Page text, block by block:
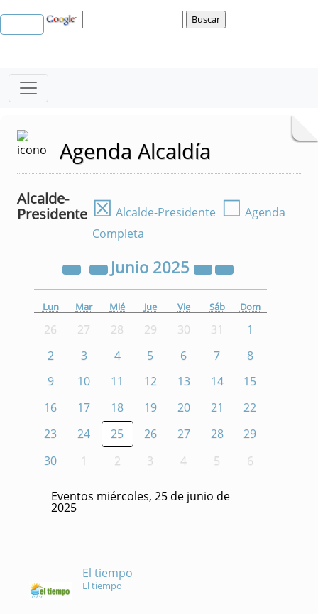
Agenda Alcaldía
Alcalde-
Presidente ☒ Alcalde-Presidente ☐ Agenda
Completa
Junio 2025
Lun Mar Mié Jue Vie Sáb Dom
26 27 28 29 30 31
1
2
3 4 5 6 7
8
9
10 11 12 13 14
15
16
17 18 19 20 21
22
23
24 25 26 27 28
29
30
1 2 3 4 5 6
Eventos miércoles, 25 de junio de
2025
El tiempo
El tiempo